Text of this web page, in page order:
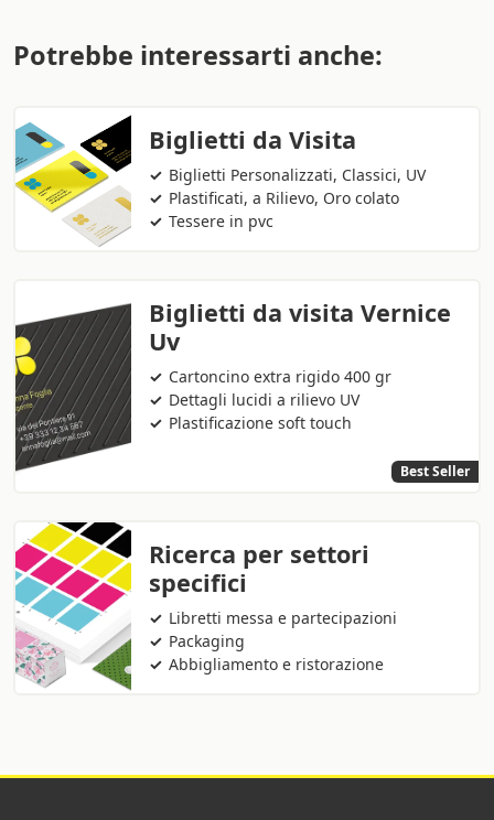
Potrebbe interessarti anche:
Biglietti da Visita
Biglietti Personalizzati, Classici, UV
Plastificati, a Rilievo, Oro colato
Tessere in pvc
Biglietti da visita Vernice
Uv
Cartoncino extra rigido 400 gr
Dettagli lucidi a rilievo UV
Plastificazione soft touch
Best Seller
Ricerca per settori
specifici
Libretti messa e partecipazioni
Packaging
Abbigliamento e ristorazione